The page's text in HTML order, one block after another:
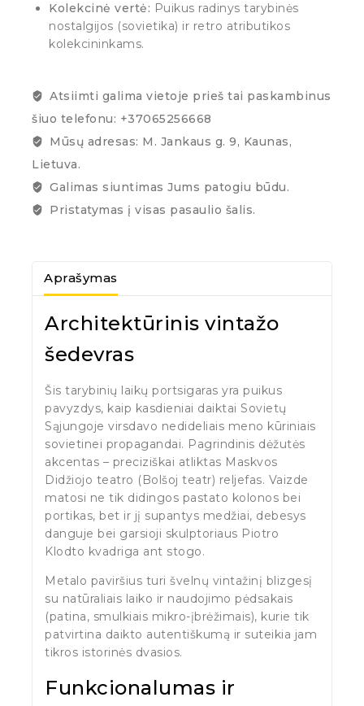
Kolekcinė vertė: Puikus radinys tarybinės
nostalgijos (sovietika) ir retro atributikos
kolekcininkams.
Atsiimti galima vietoje prieš tai paskambinus
šiuo telefonu: +37065256668
Mūsų adresas: M. Jankaus g. 9, Kaunas,
Lietuva.
Galimas siuntimas Jums patogiu būdu.
Pristatymas į visas pasaulio šalis.
Aprašymas
Architektūrinis vintažo
šedevras
Šis tarybinių laikų portsigaras yra puikus
pavyzdys, kaip kasdieniai daiktai Sovietų
Sąjungoje virsdavo nedideliais meno kūriniais
sovietinei propagandai. Pagrindinis dėžutės
akcentas – preciziškai atliktas Maskvos
Didžiojo teatro (Bolšoj teatr) reljefas. Vaizde
matosi ne tik didingos pastato kolonos bei
portikas, bet ir jį supantys medžiai, debesys
danguje bei garsioji skulptoriaus Piotro
Klodto kvadriga ant stogo.
Metalo paviršius turi švelnų vintažinį blizgesį
su natūraliais laiko ir naudojimo pėdsakais
(patina, smulkiais mikro-įbrėžimais), kurie tik
patvirtina daikto autentiškumą ir suteikia jam
tikros istorinės dvasios.
Funkcionalumas ir